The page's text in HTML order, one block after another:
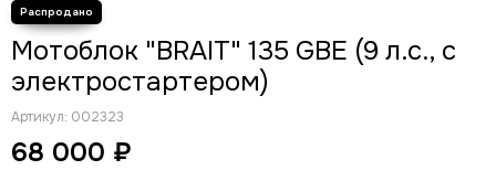
Мотоблок "BRAIT" 135 GBE (9 л.с., с
электростартером)
Артикул: 002323
68 000 ₽